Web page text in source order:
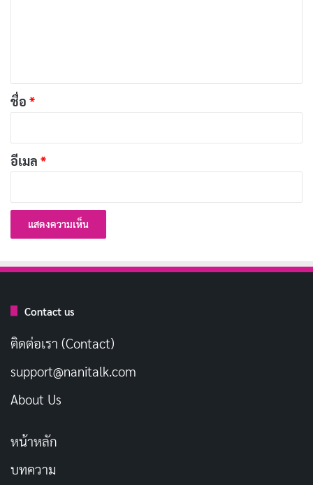
*
ชื่อ *
อีเมล *
Contact us
ติดต่อเรา (Contact)
support@nanitalk.com
About Us
หน้าหลัก
บทความ